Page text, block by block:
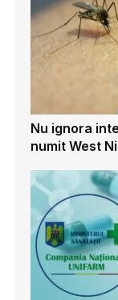
Nu ignora
numit West